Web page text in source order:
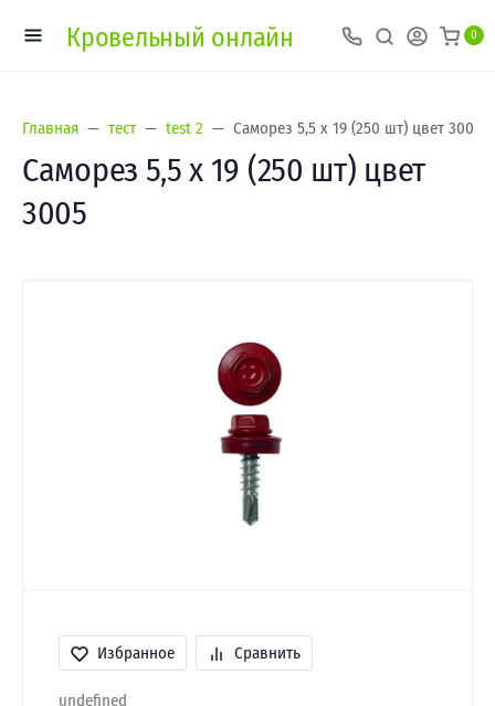
Кровельный онлайн 0
Главная тест test 2 Саморез 5,5 х 19 (250 шт) цвет 3005
Саморез 5,5 х 19 (250 шт) цвет
3005
Избранное Сравнить
undefined